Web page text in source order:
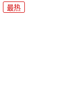
最热